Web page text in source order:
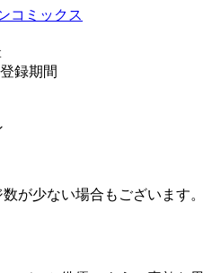
コミックス
録期間
が少ない場合もございます。